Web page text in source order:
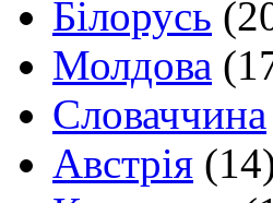
Білорусь
Молдова
Словаччина
Австрія